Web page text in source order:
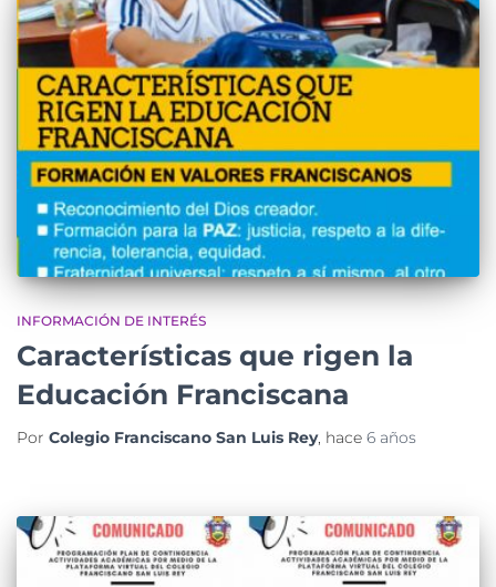
INFORMACIÓN DE INTERÉS
Características que rigen la
Educación Franciscana
Por Colegio Franciscano San Luis Rey, hace 6 años